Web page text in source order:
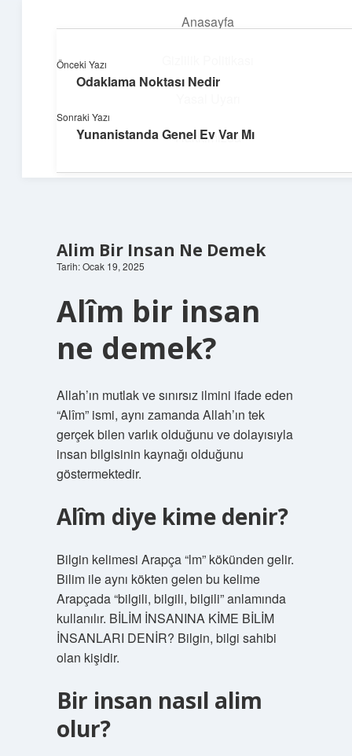
Anasayfa
Hakkımızda
Hayatını kolaylaştıran zekice fikirler!
Alim Bir Insan Ne Demek
Tarih: Ocak 19, 2025
Alîm bir insan
ne demek?
Allah’ın mutlak ve sınırsız ilmini ifade eden
“Alîm” ismi, aynı zamanda Allah’ın tek
gerçek bilen varlık olduğunu ve dolayısıyla
insan bilgisinin kaynağı olduğunu
göstermektedir.
Alîm diye kime denir?
Bilgin kelimesi Arapça “lm” kökünden gelir.
Bilim ile aynı kökten gelen bu kelime
Arapçada “bilgili, bilgili, bilgili” anlamında
kullanılır. BİLİM İNSANINA KİME BİLİM
İNSANLARI DENİR? Bilgin, bilgi sahibi
olan kişidir.
Bir insan nasıl alim
olur?
Önceki Yazı
Odaklama Noktası Nedir
Sonraki Yazı
Yunanistanda Genel Ev Var Mı